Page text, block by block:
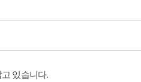
있습니다.